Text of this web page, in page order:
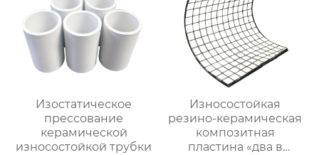
Изостатическое
прессование
керамической
износостойкой трубки
Износостойкая
резино-керамическая
композитная
пластина «два в